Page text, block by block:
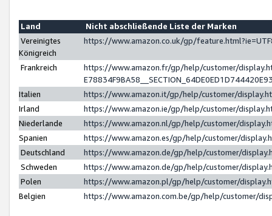
Land
Nicht abschließende Liste der Marken
Vereinigtes
Königreich
https://www.amazon.co.uk/gp/
Frankreich
https://www.amazon.fr/gp/help/customer/
Italien
https://www.amazon.it/gp/help/customer/
Irland
https://www.amazon.ie/gp/help/customer/
Niederlande
https://www.amazon.nl/gp/help/customer/
Spanien
https://www.amazon.es/gp/help/customer/
Deutschland
https://www.amazon.de/gp/help/customer/
Schweden
https://www.amazon.de/gp/help/customer/
Polen
https://www.amazon.pl/gp/help/customer/
Belgien
https://www.amazon.com.be/gp/help/customer/